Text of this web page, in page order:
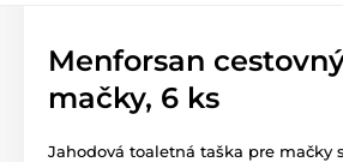
Menforsan
mačky, 6 ks
Jahodová toaletná taška pre mačky